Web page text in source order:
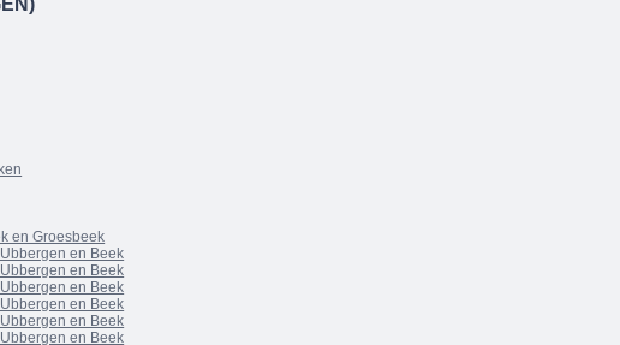
en Groesbeek
en Beek
en Beek
en Beek
en Beek
en Beek
en Beek